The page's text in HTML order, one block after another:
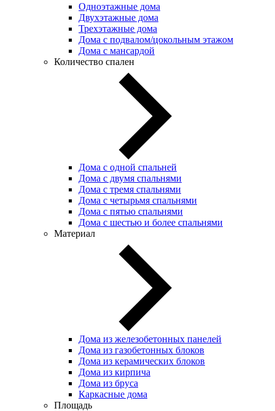
Одноэтажные дома
Двухэтажные дома
Трехэтажные дома
Дома с подвалом/цокольным этажом
Дома с мансардой
Количество спален
Дома с одной спальней
Дома с двумя спальнями
Дома с тремя спальнями
Дома с четырьмя спальнями
Дома с пятью спальнями
Дома с шестью и более спальнями
Материал
Дома из железобетонных панелей
Дома из газобетонных блоков
Дома из керамических блоков
Дома из кирпича
Дома из бруса
Каркасные дома
Площадь